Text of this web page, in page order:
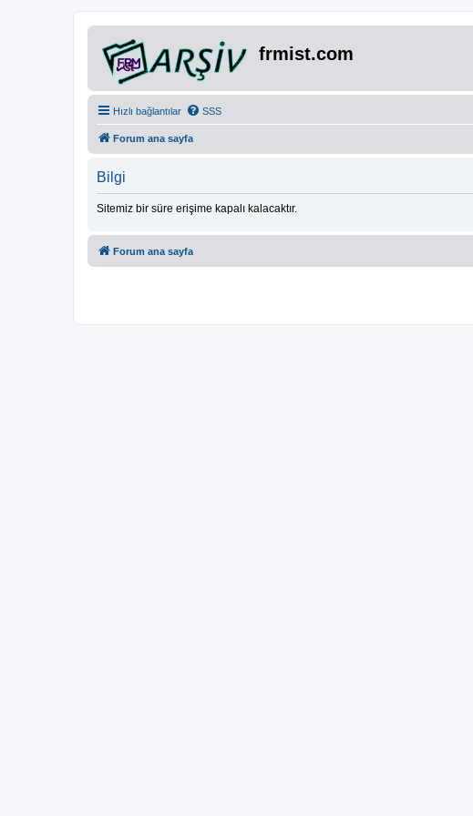
frmist.com
Hızlı bağlantılar SSS
Forum ana sayfa
Bilgi
Sitemiz bir süre erişime kapalı kalacaktır.
Forum ana sayfa